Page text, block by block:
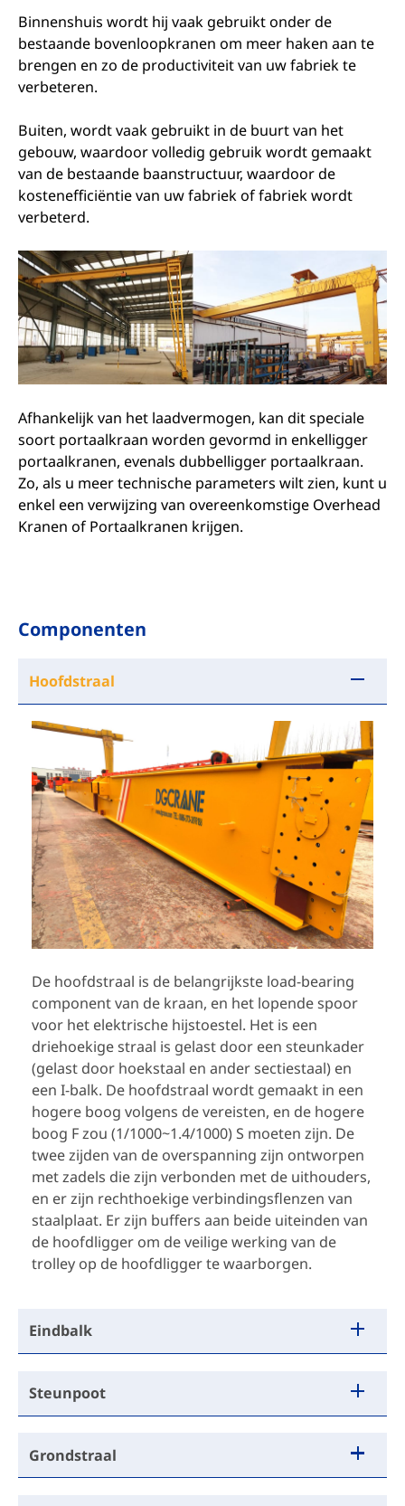
Binnenshuis wordt hij vaak gebruikt onder de
bestaande bovenloopkranen om meer haken aan te
brengen en zo de productiviteit van uw fabriek te
verbeteren.
Buiten, wordt vaak gebruikt in de buurt van het
gebouw, waardoor volledig gebruik wordt gemaakt
van de bestaande baanstructuur, waardoor de
kostenefficiëntie van uw fabriek of fabriek wordt
verbeterd.
Afhankelijk van het laadvermogen, kan dit speciale
soort portaalkraan worden gevormd in enkelligger
portaalkranen, evenals dubbelligger portaalkraan.
Zo, als u meer technische parameters wilt zien, kunt u
enkel een verwijzing van overeenkomstige Overhead
Kranen of Portaalkranen krijgen.
Componenten
Hoofdstraal
De hoofdstraal is de belangrijkste load-bearing
component van de kraan, en het lopende spoor
voor het elektrische hijstoestel. Het is een
driehoekige straal is gelast door een steunkader
(gelast door hoekstaal en ander sectiestaal) en
een I-balk. De hoofdstraal wordt gemaakt in een
hogere boog volgens de vereisten, en de hogere
boog F zou (1/1000~1.4/1000) S moeten zijn. De
twee zijden van de overspanning zijn ontworpen
met zadels die zijn verbonden met de uithouders,
en er zijn rechthoekige verbindingsflenzen van
staalplaat. Er zijn buffers aan beide uiteinden van
de hoofdligger om de veilige werking van de
trolley op de hoofdligger te waarborgen.
Eindbalk
Steunpoot
Grondstraal